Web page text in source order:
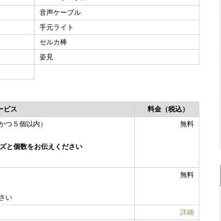
音声ケーブル
手元ライト
セルカ棒
姿見
ビス
料金（税込）
つ５個以内）
と個数をお伝えください
無料
い
無料
詳細